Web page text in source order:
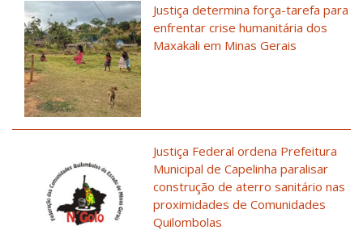
Justiça determina força-tarefa para
enfrentar crise humanitária dos
Maxakali em Minas Gerais
Justiça Federal ordena Prefeitura
Municipal de Capelinha paralisar
construção de aterro sanitário nas
proximidades de Comunidades
Quilombolas